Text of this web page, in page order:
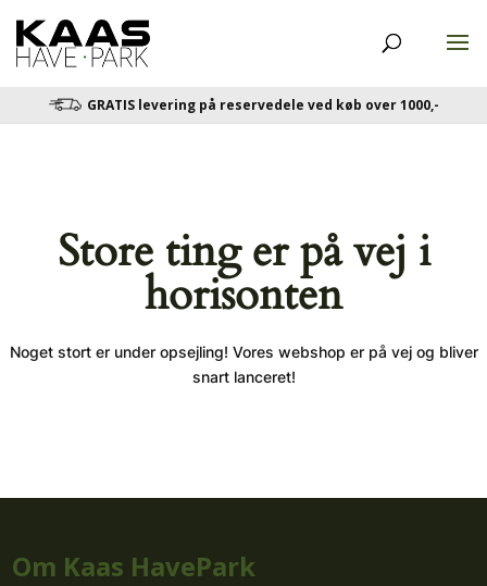
GRATIS levering på reservedele ved køb over 1000,-
Store ting er på vej i
horisonten
Noget stort er under opsejling! Vores webshop er på vej og bliver
snart lanceret!
Om Kaas HavePark